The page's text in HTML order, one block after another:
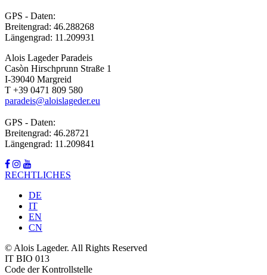
GPS - Daten:
Breitengrad: 46.288268
Längengrad: 11.209931
Alois Lageder Paradeis
Casòn Hirschprunn Straße 1
I-39040 Margreid
T +39 0471 809 580
paradeis@aloislageder.eu
GPS - Daten:
Breitengrad: 46.28721
Längengrad: 11.209841
RECHTLICHES
DE
IT
EN
CN
© Alois Lageder. All Rights Reserved
IT BIO 013
Code der Kontrollstelle